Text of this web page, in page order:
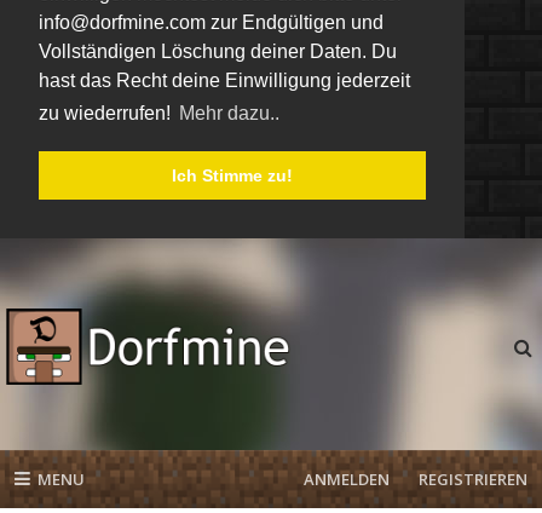
info@dorfmine.com zur Endgültigen und
Vollständigen Löschung deiner Daten. Du
hast das Recht deine Einwilligung jederzeit
zu wiederrufen! Mehr dazu..
Ich Stimme zu!
MENU ANMELDEN REGISTRIEREN